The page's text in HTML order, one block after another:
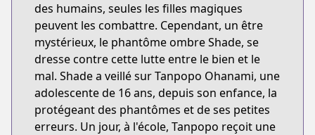
des humains, seules les filles magiques
peuvent les combattre. Cependant, un être
mystérieux, le phantôme ombre Shade, se
dresse contre cette lutte entre le bien et le
mal. Shade a veillé sur Tanpopo Ohanami, une
adolescente de 16 ans, depuis son enfance, la
protégeant des phantômes et de ses petites
erreurs. Un jour, à l'école, Tanpopo reçoit une